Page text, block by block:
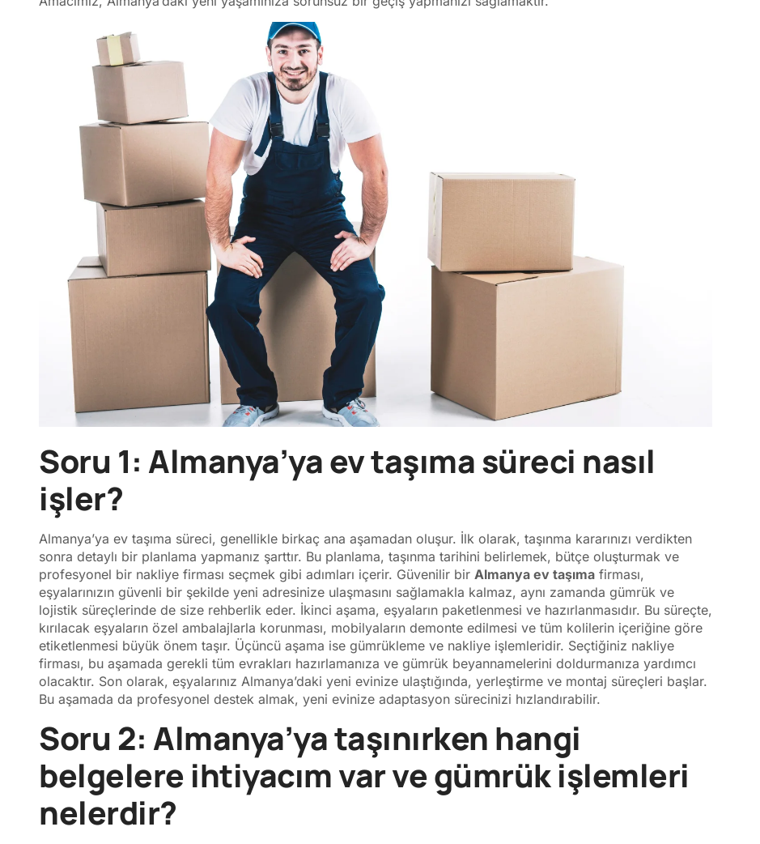
Soru 1: Almanya’ya ev taşıma süreci nasıl
işler?
Almanya’ya ev taşıma süreci, genellikle birkaç ana aşamadan oluşur. İlk olarak, taşınma kararınızı verdikten
sonra detaylı bir planlama yapmanız şarttır. Bu planlama, taşınma tarihini belirlemek, bütçe oluşturmak ve
profesyonel bir nakliye firması seçmek gibi adımları içerir. Güvenilir bir Almanya ev taşıma firması,
eşyalarınızın güvenli bir şekilde yeni adresinize ulaşmasını sağlamakla kalmaz, aynı zamanda gümrük ve
lojistik süreçlerinde de size rehberlik eder. İkinci aşama, eşyaların paketlenmesi ve hazırlanmasıdır. Bu süreçte,
kırılacak eşyaların özel ambalajlarla korunması, mobilyaların demonte edilmesi ve tüm kolilerin içeriğine göre
etiketlenmesi büyük önem taşır. Üçüncü aşama ise gümrükleme ve nakliye işlemleridir. Seçtiğiniz nakliye
firması, bu aşamada gerekli tüm evrakları hazırlamanıza ve gümrük beyannamelerini doldurmanıza yardımcı
olacaktır. Son olarak, eşyalarınız Almanya’daki yeni evinize ulaştığında, yerleştirme ve montaj süreçleri başlar.
Bu aşamada da profesyonel destek almak, yeni evinize adaptasyon sürecinizi hızlandırabilir.
Soru 2: Almanya’ya taşınırken hangi
belgelere ihtiyacım var ve gümrük işlemleri
nelerdir?